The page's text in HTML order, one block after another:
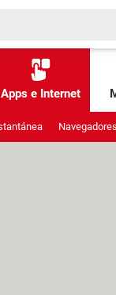
Apps e Internet
Navegadores